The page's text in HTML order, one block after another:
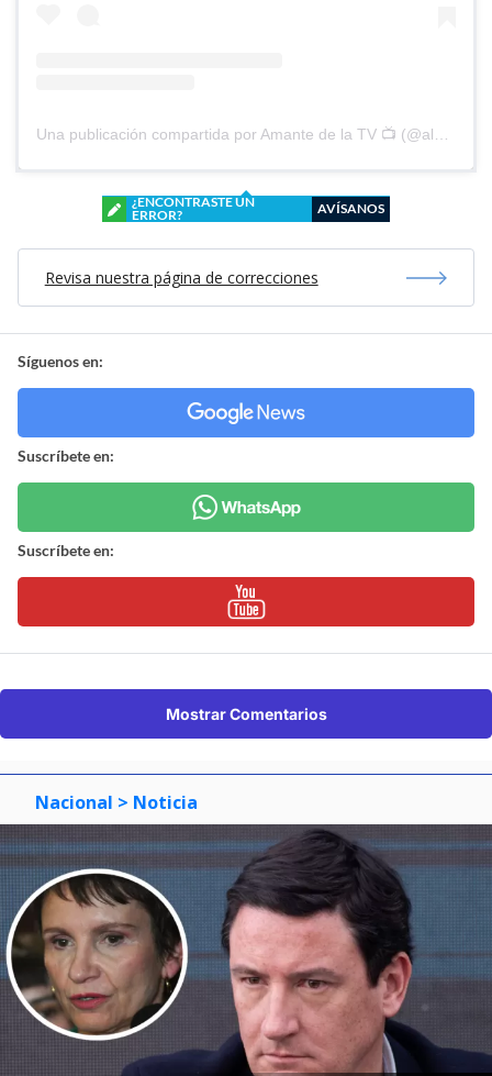
Una publicación compartida por Amante de la TV 📺 (@alguien_te_observa)
¿ENCONTRASTE UN
ERROR?
AVÍSANOS
Revisa nuestra página de correcciones
Síguenos en:
Suscríbete en:
Suscríbete en:
Mostrar Comentarios
Nacional > Noticia